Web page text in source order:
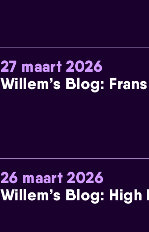
27 maart 2026
Willem’s Blog:
26 maart 2026
Willem’s Blog: High